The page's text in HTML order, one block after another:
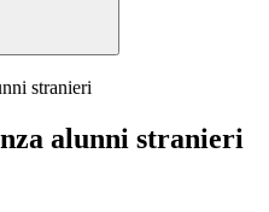
stranieri
alunni stranieri